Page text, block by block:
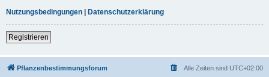
Nutzungsbedingungen | Datenschutzerklärung
Registrieren
Pflanzenbestimmungsforum Alle Zeiten sind UTC+02:00